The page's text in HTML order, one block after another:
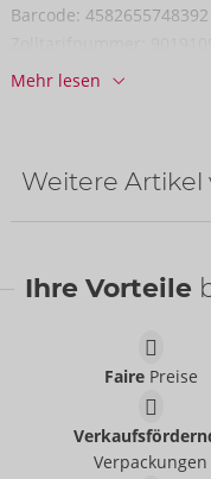
Barcode:
Herkunftsland:
Mehr lesen
Weitere Artikel
Ihre Vorteile
FairePreise
Verpackungen